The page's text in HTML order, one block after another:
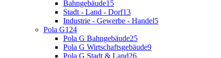
Bahngebäude15
Stadt - Land - Dorf13
Industrie - Gewerbe - Handel5
Pola G124
Pola G Bahngebäude25
Pola G Wirtschaftsgebäude9
Pola G Stadt & Land26